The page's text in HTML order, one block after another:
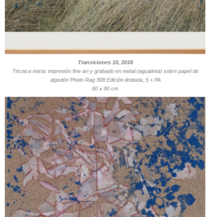
Transiciones 10, 2018
Técnica mixta: impresión fine art y grabado en metal (aguatinta) sobre papel de
algodón Photo Rag 308 Edición limitada, 5 + PA
60 x 90 cm